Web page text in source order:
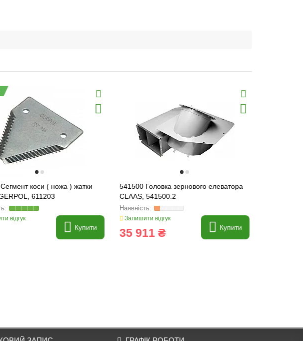
коси ( ножа ) жатки
611203
відгук
Купити
541500 Головка зернового елеватора
CLAAS, 541500.2
Залишити відгук
35 911 ₴ Купити